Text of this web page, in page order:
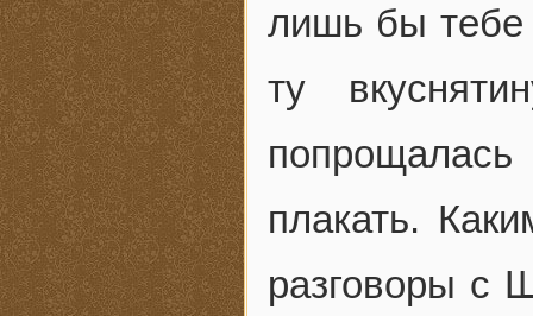
лишь бы тебе
ту
плакать.
разговоры с